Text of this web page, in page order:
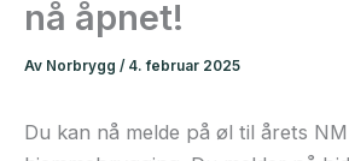
nå åpnet!
Av Norbrygg / 4. februar 2025
Du kan nå melde på øl til årets